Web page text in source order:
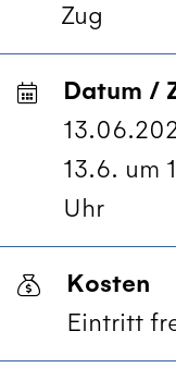
Zug
Datum /
13.6. um
Uhr
Kosten
Eintritt